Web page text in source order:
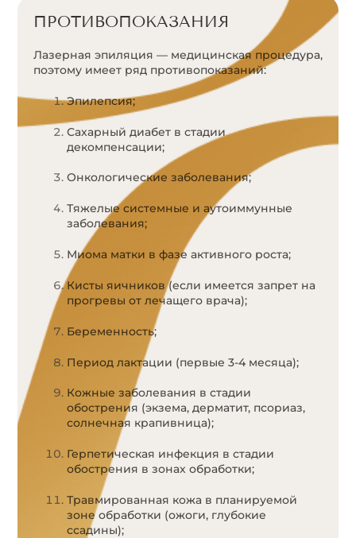
ПРОТИВОПОКАЗАНИЯ
Лазерная эпиляция — медицинская процедура,
поэтому имеет ряд противопоказаний:
Эпилепсия;
Сахарный диабет в стадии
декомпенсации;
Онкологические заболевания;
Тяжелые системные и аутоиммунные
заболевания;
Миома матки в фазе активного роста;
Кисты яичников (если имеется запрет на
прогревы от лечащего врача);
Беременность;
Период лактации (первые 3-4 месяца);
Кожные заболевания в стадии
обострения (экзема, дерматит, псориаз,
солнечная крапивница);
Герпетическая инфекция в стадии
обострения в зонах обработки;
Травмированная кожа в планируемой
зоне обработки (ожоги, глубокие
ссадины);